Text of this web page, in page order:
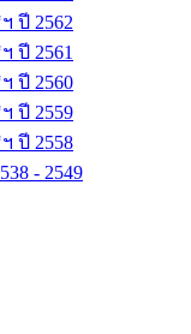
ปี 2562
ปี 2561
ปี 2560
ปี 2559
ปี 2558
- 2549